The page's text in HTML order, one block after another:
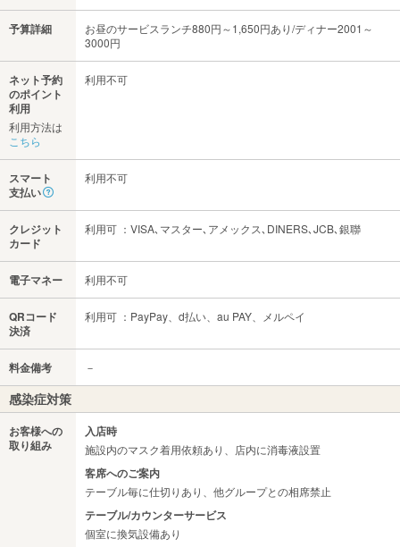
予算詳細
お昼のサービスランチ880円～1,650円あり/ディナー2001～
3000円
ネット予約
のポイント
利用
利用方法は
こちら
利用不可
スマート
支払い
利用不可
クレジット
カード
利用可 ：VISA､マスター､アメックス､DINERS､JCB､銀聯
電子マネー 利用不可
QRコード
決済
利用可 ：PayPay、d払い、au PAY、メルペイ
料金備考 －
感染症対策
お客様への
取り組み
入店時
施設内のマスク着用依頼あり、店内に消毒液設置
客席へのご案内
テーブル毎に仕切りあり、他グループとの相席禁止
テーブル/カウンターサービス
個室に換気設備あり